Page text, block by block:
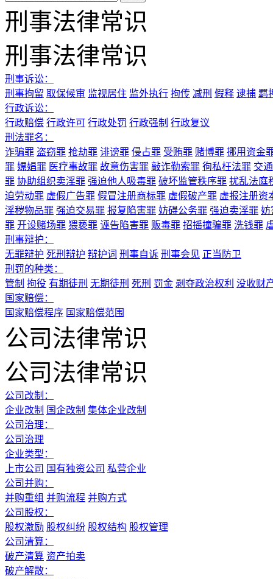
刑事法律常识
刑事法律常识
刑事诉讼：
刑事拘留 取保候审 监视居住 监外执行 拘传 减刑 假释 逮捕 羁
行政诉讼：
行政赔偿 行政许可 行政处罚 行政强制 行政复议
刑法罪名：
诈骗罪 盗窃罪 抢劫罪 诽谤罪 侵占罪 受贿罪 赌博罪 挪用资金
罪 嫖娼罪 医疗事故罪 故意伤害罪 敲诈勒索罪 徇私枉法罪 交
罪 协助组织卖淫罪 强迫他人吸毒罪 破坏监管秩序罪 扰乱法庭
迫劳动罪 虚假广告罪 假冒注册商标罪 虚假破产罪 虚报注册资
淫秽物品罪 强迫交易罪 报复陷害罪 妨碍公务罪 强迫卖淫罪 妨
罪 开设赌场罪 猥亵罪 诬告陷害罪 贩毒罪 招摇撞骗罪 洗钱罪
刑事辩护：
无罪辩护 死刑辩护 辩护词 刑事自诉 刑事会见 正当防卫
刑罚的种类：
管制 拘役 有期徒刑 无期徒刑 死刑 罚金 剥夺政治权利 没收财
国家赔偿：
国家赔偿程序 国家赔偿范围
公司法律常识
公司法律常识
公司改制：
企业改制
国企改制 集体企业改制
公司治理：
公司治理
企业类型：
上市公司 国有独资公司 私营企业
公司并购：
并购重组 并购流程 并购方式
公司股权：
股权激励 股权纠纷 股权结构 股权管理
公司清算：
破产清算 资产拍卖
破产解散：